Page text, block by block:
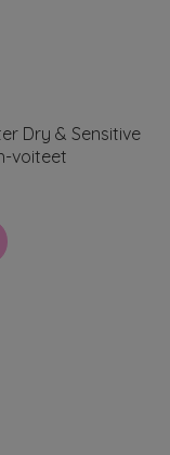
Dry & Sensitive
voiteet